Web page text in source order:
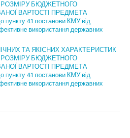
РОЗМІРУ БЮДЖЕТНОГО
ВАРТОСТІ ПРЕДМЕТА
пункту 41 постанови КМУ від
використання державних
ТА ЯКІСНИХ ХАРАКТЕРИСТИК
РОЗМІРУ БЮДЖЕТНОГО
ВАРТОСТІ ПРЕДМЕТА
пункту 41 постанови КМУ від
використання державних